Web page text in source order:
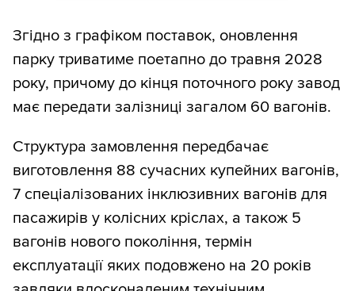
Згідно з графіком поставок, оновлення
парку триватиме поетапно до травня 2028
року, причому до кінця поточного року завод
має передати залізниці загалом 60 вагонів.
Структура замовлення передбачає
виготовлення 88 сучасних купейних вагонів,
7 спеціалізованих інклюзивних вагонів для
пасажирів у колісних кріслах, а також 5
вагонів нового покоління, термін
експлуатації яких подовжено на 20 років